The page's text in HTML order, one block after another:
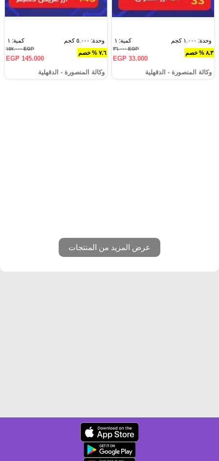
وحدة: ١.٠٠٠ كجم
كمية: ١
٨.٣ % خصم
EGP ٣٦.٠٠٠
EGP 33.000
وكالة المنصورة - الدقهلية‎
وحدة: ٥.٠٠٠ كجم
كمية: ١
٧.٦ % خصم
EGP ١٥٧.٠٠٠
EGP 145.000
وكالة المنصورة - الدقهلية‎
عرض المزيد من المنتجات